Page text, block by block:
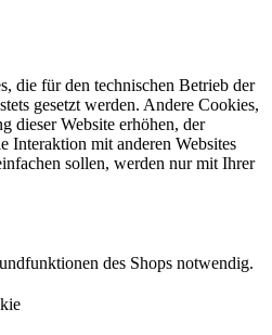
die für den technischen Betrieb der
gesetzt werden. Andere Cookies,
dieser Website erhöhen, der
Interaktion mit anderen Websites
sollen, werden nur mit Ihrer
des Shops notwendig.